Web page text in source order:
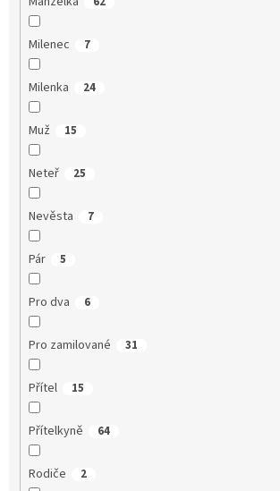
Milenec 7
Milenka 24
Muž 15
Neteř 25
Nevěsta 7
Pár 5
Pro dva 6
Pro zamilované 31
Přítel 15
Přítelkyně 64
Rodiče 2